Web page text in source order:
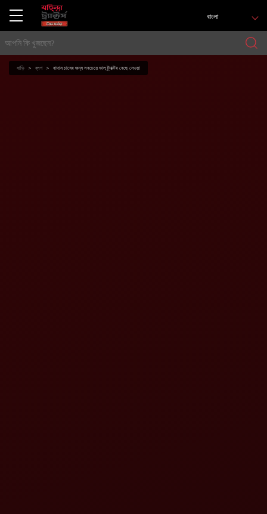
বাংলা
বাড়ি ব্লগ বাদাম চাষের জন্য সবচেয়ে ভাল ট্র্যাক্টর বেছে নেওয়া